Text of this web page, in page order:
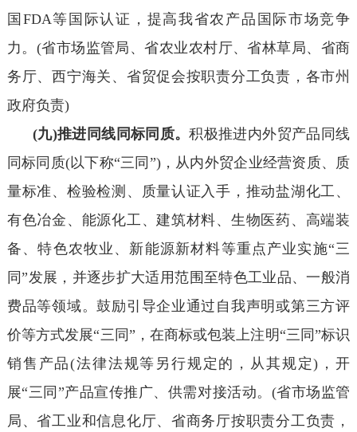
国FDA等国际认证，提高我省农产品国际市场竞争
力。(省市场监管局、省农业农村厅、省林草局、省商
务厅、西宁海关、省贸促会按职责分工负责，各市州
政府负责)
(九)推进同线同标同质。积极推进内外贸产品同线
同标同质(以下称“三同”)，从内外贸企业经营资质、质
量标准、检验检测、质量认证入手，推动盐湖化工、
有色冶金、能源化工、建筑材料、生物医药、高端装
备、特色农牧业、新能源新材料等重点产业实施“三
同”发展，并逐步扩大适用范围至特色工业品、一般消
费品等领域。鼓励引导企业通过自我声明或第三方评
价等方式发展“三同”，在商标或包装上注明“三同”标识
销售产品(法律法规等另行规定的，从其规定)，开
展“三同”产品宣传推广、供需对接活动。(省市场监管
局、省工业和信息化厅、省商务厅按职责分工负责，